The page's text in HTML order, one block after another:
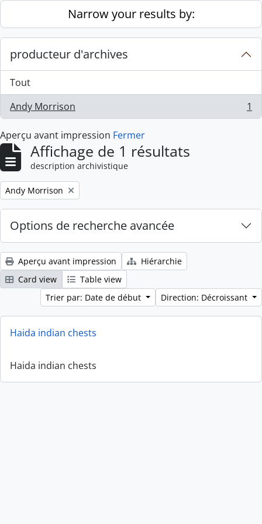
Skip to main contentNarrow your results by:
producteur d'archives
Tout
Andy Morrison
, 1 résultats 1
Aperçu avant impression Fermer
Affichage de 1 résultats
description archivistique
Remove filter:
Andy Morrison
Options de recherche avancée
Aperçu avant impression
Hiérarchie
Card view
Table view
Trier par: Date de début
Direction: Décroissant
Haida indian chests
Haida indian chests